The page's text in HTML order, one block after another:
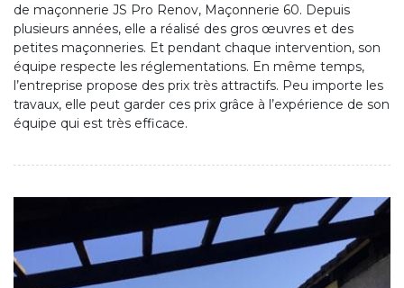
de maçonnerie JS Pro Renov, Maçonnerie 60. Depuis
plusieurs années, elle a réalisé des gros œuvres et des
petites maçonneries. Et pendant chaque intervention, son
équipe respecte les réglementations. En même temps,
l’entreprise propose des prix très attractifs. Peu importe les
travaux, elle peut garder ces prix grâce à l’expérience de son
équipe qui est très efficace.